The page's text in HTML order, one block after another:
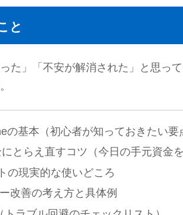
と
た」「不安が解消された」と思っ
の基本（初心者が知っておきたい要
にとらえ直すコツ（今日の手元資金
の現実的な使いどころ
改善の考え方と具体例